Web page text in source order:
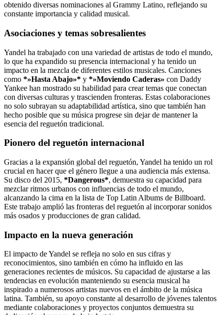
obtenido diversas nominaciones al Grammy Latino, reflejando su
constante importancia y calidad musical.
Asociaciones y temas sobresalientes
Yandel ha trabajado con una variedad de artistas de todo el mundo,
lo que ha expandido su presencia internacional y ha tenido un
impacto en la mezcla de diferentes estilos musicales. Canciones
como *»Hasta Abajo»* y *»Moviendo Caderas» con Daddy
Yankee han mostrado su habilidad para crear temas que conectan
con diversas culturas y trascienden fronteras. Estas colaboraciones
no solo subrayan su adaptabilidad artística, sino que también han
hecho posible que su música progrese sin dejar de mantener la
esencia del reguetón tradicional.
Pionero del reguetón internacional
Gracias a la expansión global del reguetón, Yandel ha tenido un rol
crucial en hacer que el género llegue a una audiencia más extensa.
Su disco del 2015, *Dangerous*, demuestra su capacidad para
mezclar ritmos urbanos con influencias de todo el mundo,
alcanzando la cima en la lista de Top Latin Albums de Billboard.
Este trabajo amplió las fronteras del reguetón al incorporar sonidos
más osados y producciones de gran calidad.
Impacto en la nueva generación
El impacto de Yandel se refleja no solo en sus cifras y
reconocimientos, sino también en cómo ha influido en las
generaciones recientes de músicos. Su capacidad de ajustarse a las
tendencias en evolución manteniendo su esencia musical ha
inspirado a numerosos artistas nuevos en el ámbito de la música
latina. También, su apoyo constante al desarrollo de jóvenes talentos
mediante colaboraciones y proyectos conjuntos demuestra su